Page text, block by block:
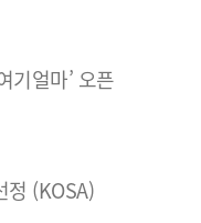
기얼마’ 오픈
정 (KOSA)